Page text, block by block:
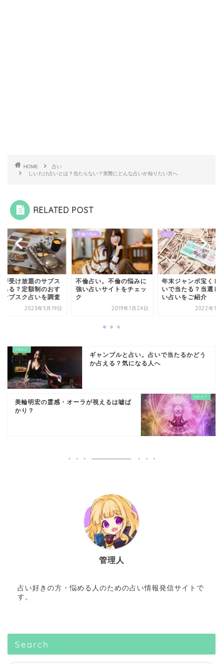
HOME
占い
しいたけ占いとは？当たらない？実際にどんな占いか知りたい方へ
RELATED POST
が受け放題のサブス
ある？定額制のおす
サブスク占いを調査
2023年5月19日
不倫の悩み
不倫占い。不倫の悩みに
強い占いサイトをチェッ
ク
2019年1月24日
占い
年末ジャンボ宝くじ
いで当たる？当選し
い占いをご紹介
2022年11
ギャンブルと占い。占いで当たるかどう
か占える？気になる人へ
美輪明宏の霊感・オーラが視えるは嘘ば
かり？
管理人
占い好きの方・悩める人のための占い情報発信サイトで
す。
Search